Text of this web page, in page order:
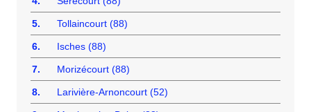
5. Tollaincourt (88)
6. Isches (88)
7. Morizécourt (88)
8. Larivière-Arnoncourt (52)